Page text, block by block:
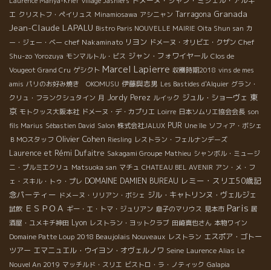
エ クリストフ・ペイリュス Minamiosawa アシニャン Tarragona Granada
Jean-Claude LAPALU Bistro Paris NOUVELLE MAIRIE Oita Shun san カ
ー・ジェー・ベー chef Nakaminato リヨン ドメーヌ・オリビエ・クザン Chef
Shu-zo Yorozuya モンマルトル・ビス ジャン・フォワイヤール Clos de
Vougeot Grand Cru ゲシクト Marcel Lapierre 収穫時期2018 vins de mes
amis パリのお好み焼き OKOMUSU 伊藤與志男 Les Bastides d'Alquier グラン・
クリュ・フランクシュタイン 月 Jordy Perez ルイック ジュル・ショーヴェ 東
京 モトクッス大阪本社 ドメーヌ・デ・カプリエ Loirre 日本ソムリエ協会会長 son
fils Marius Sébastien David Salon 株式会社JALUX PUR Une île ソフィア・ボシェ
ＢＭОスタッフ Olivier Cohen Riesling レストラン・フェルナンデーズ
Laurence et Rémi Dufaitre Sakagami Groupe Mathieu シャンボル・ミュージ
ニ・プルミエクリュ Matsuoka san マチュ CHATEAU BEL AVENIR アン・メ・フ
ェ・スキル・トゥ・プレ DOMAINE DAMIEN BUREAU レミー・スリエ50歳記
念パーティー ドメーヌ・リリアン・ボシェ ジル・キャトリンヌ・ヴェルジェ
試飲 ＥＳＰＯＡ ギー・エ・トマ・ジュリアン 息子のマリウス 見本市 Paris 居
酒屋・ユメキチ神田 Lyon レストラン・ヨットクラブ 田崎真也さん 本物ワイン
Domaine Patte Loup 2018 Beaujolais Nouveaux レストラン エスポア・ゴトー
ツアー エマニュエル・ウイヨン・オヴェルノワ Seine Laurence Alias Le
Nouvel An 2019 マッチルド・スリエ ビストロ・ラ・ノティック Galapia